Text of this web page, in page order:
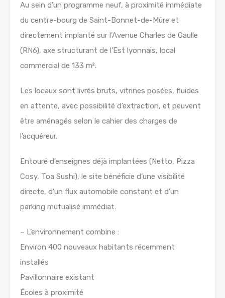
Au sein d’un programme neuf, à proximité immédiate
du centre-bourg de Saint-Bonnet-de-Mûre et
directement implanté sur l’Avenue Charles de Gaulle
(RN6), axe structurant de l’Est lyonnais, local
commercial de 133 m².
Les locaux sont livrés bruts, vitrines posées, fluides
en attente, avec possibilité d’extraction, et peuvent
être aménagés selon le cahier des charges de
l’acquéreur.
Entouré d’enseignes déjà implantées (Netto, Pizza
Cosy, Toa Sushi), le site bénéficie d’une visibilité
directe, d’un flux automobile constant et d’un
parking mutualisé immédiat.
– L’environnement combine :
Environ 400 nouveaux habitants récemment
installés
Pavillonnaire existant
Écoles à proximité